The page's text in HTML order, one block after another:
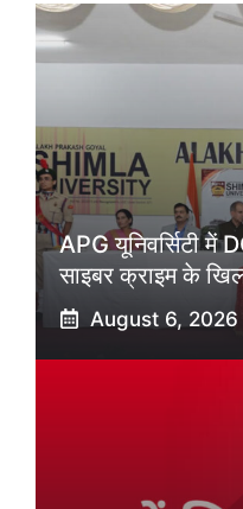
APG यूनिवर्सिटी में
साइबर क्राइम के
August 6, 2026